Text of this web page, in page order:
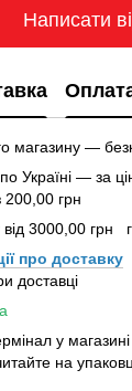
Написати
магазину —
Україні — за
200,00 грн
3000,00 грн
про доставку
доставці
у магазині
на